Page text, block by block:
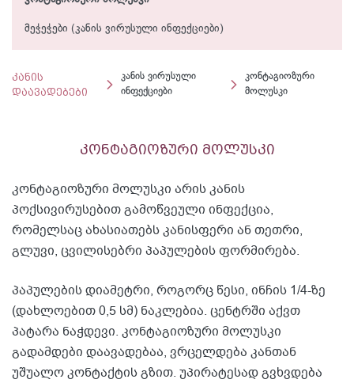
მეჭეჭები (კანის ვირუსული ინფექციები)
კანის
დაავადებები
კანის ვირუსული
ინფექციები
კონტაგიოზური
მოლუსკი
კონტაგიოზური მოლუსკი
კონტაგიოზური მოლუსკი არის კანის
პოქსივირუსებით გამოწვეული ინფექცია,
რომელსაც ახასიათებს კანისფერი ან თეთრი,
გლუვი, ცვილისებრი პაპულების ფორმირება.
პაპულების დიამეტრი, როგორც წესი, ინჩის 1/4-ზე
(დახლოებით 0,5 სმ) ნაკლებია. ცენტრში აქვთ
პატარა ნაჭდევი. კონტაგიოზური მოლუსკი
გადამდები დაავადებაა, ვრცელდება კანთან
უშუალო კონტაქტის გზით. უპირატესად გვხვდება